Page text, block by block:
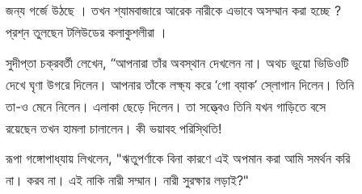
জন্য গর্জে উঠছে । তখন শ্যামবাজারে আরেক নারীকে এভাবে অসম্মান করা হচ্ছে ?
প্রশ্ন তুলছেন টলিউডের কলাকুশলীরা ।
সুদীপ্তা চক্রবর্তী লেখেন, “আপনারা তাঁর অবস্থান দেখলেন না। অথচ ভুয়ো ভিডিওটি
দেখে ঘৃণা উগরে দিলেন। আপনার তাঁকে লক্ষ্য করে ‘গো ব্যাক’ স্লোগান দিলেন। তিনি
তা-ও মেনে নিলেন। এলাকা ছেড়ে দিলেন। তা সত্ত্বেও তিনি যখন গাড়িতে বসে
রয়েছেন তখন হামলা চালালেন। কী ভয়াবহ পরিস্থিতি!
রূপা গঙ্গোপাধ্যায় লিখলেন, "ঋতুপর্ণাকে বিনা কারণে এই অপমান করা আমি সমর্থন করি
না। করব না। এই নাকি নারী সম্মান। নারী সুরক্ষার লড়াই?"